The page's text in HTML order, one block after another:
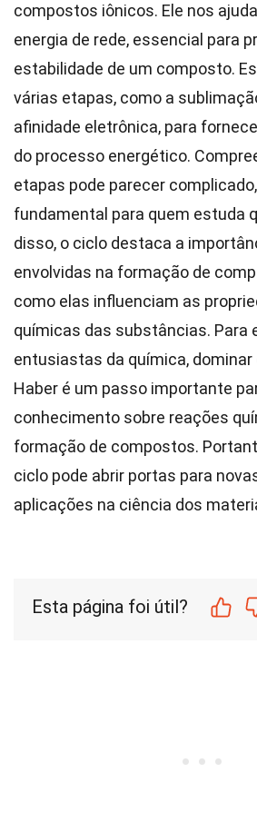
compostos iônicos. Ele nos
energia de rede, essencial para
estabilidade de um composto.
várias etapas, como a
afinidade eletrônica, para
do processo energético.
etapas pode parecer
fundamental para quem estuda
disso, o ciclo destaca a
envolvidas na formação de
como elas influenciam as
químicas das substâncias. Para
entusiastas da química, dominar
Haber é um passo importante
conhecimento sobre reações
formação de compostos.
ciclo pode abrir portas para
aplicações na ciência dos
Esta página foi útil?